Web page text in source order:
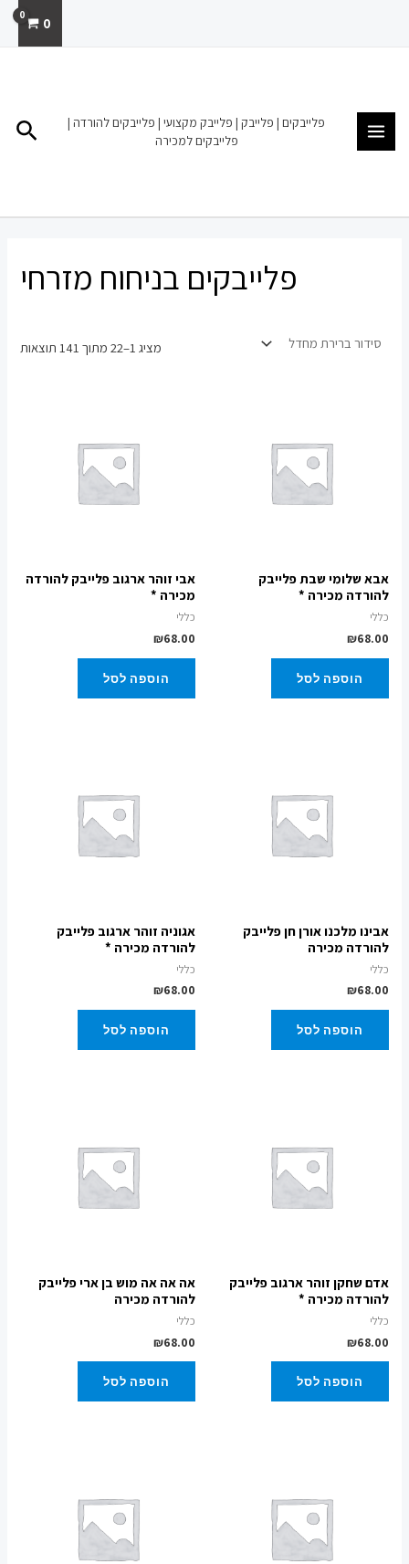
0
פלייבקים | פלייבק | פלייבק מקצועי | פלייבקים להורדה |
פלייבקים למכירה
פלייבקים בניחוח מזרחי
מציג 1–22 מתוך 141 תוצאות
אבא שלומי שבת פלייבק
להורדה מכירה *
כללי
₪68.00
הוספה לסל
אבי זוהר ארגוב פלייבק להורדה
מכירה *
כללי
₪68.00
הוספה לסל
אבינו מלכנו אורן חן פלייבק
להורדה מכירה
כללי
₪68.00
הוספה לסל
אגוניה זוהר ארגוב פלייבק
להורדה מכירה *
כללי
₪68.00
הוספה לסל
אדם שחקן זוהר ארגוב פלייבק
להורדה מכירה *
כללי
₪68.00
הוספה לסל
אה אה אה מוש בן ארי פלייבק
להורדה מכירה
כללי
₪68.00
הוספה לסל